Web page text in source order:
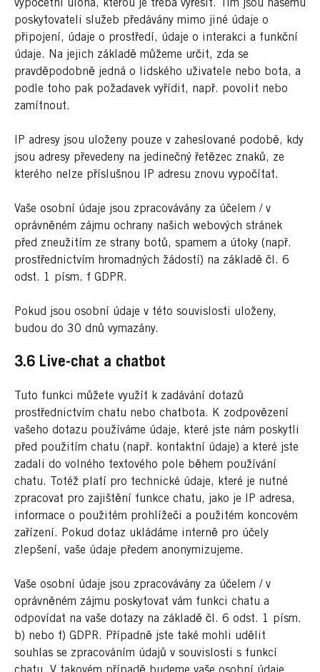
výpočetní úloha, kterou je třeba vyřešit. Tím jsou našemu
poskytovateli služeb předávány mimo jiné údaje o
připojení, údaje o prostředí, údaje o interakci a funkční
údaje. Na jejich základě můžeme určit, zda se
pravděpodobně jedná o lidského uživatele nebo bota, a
podle toho pak požadavek vyřídit, např. povolit nebo
zamítnout.
IP adresy jsou uloženy pouze v zaheslované podobě, kdy
jsou adresy převedeny na jedinečný řetězec znaků, ze
kterého nelze příslušnou IP adresu znovu vypočítat.
Vaše osobní údaje jsou zpracovávány za účelem / v
oprávněném zájmu ochrany našich webových stránek
před zneužitím ze strany botů, spamem a útoky (např.
prostřednictvím hromadných žádostí) na základě čl. 6
odst. 1 písm. f GDPR.
Pokud jsou osobní údaje v této souvislosti uloženy,
budou do 30 dnů vymazány.
3.6 Live-chat a chatbot
Tuto funkci můžete využít k zadávání dotazů
prostřednictvím chatu nebo chatbota. K zodpovězení
vašeho dotazu používáme údaje, které jste nám poskytli
před použitím chatu (např. kontaktní údaje) a které jste
zadali do volného textového pole během používání
chatu. Totéž platí pro technické údaje, které je nutné
zpracovat pro zajištění funkce chatu, jako je IP adresa,
informace o použitém prohlížeči a použitém koncovém
zařízení. Pokud dotaz ukládáme interně pro účely
zlepšení, vaše údaje předem anonymizujeme.
Vaše osobní údaje jsou zpracovávány za účelem / v
oprávněném zájmu poskytovat vám funkci chatu a
odpovídat na vaše dotazy na základě čl. 6 odst. 1 písm.
b) nebo f) GDPR. Případně jste také mohli udělit
souhlas se zpracováním údajů v souvislosti s funkcí